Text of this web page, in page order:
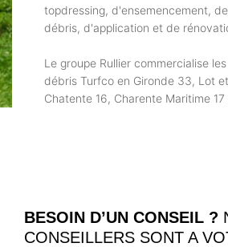
topdressing, d'ensemencement,
débris, d'application et de
Le groupe Rullier commercialise
débris Turfco en Gironde 33, Lot
Chatente 16, Charente Maritime
BESOIN D’UN CONSEIL ?
CONSEILLERS SONT A